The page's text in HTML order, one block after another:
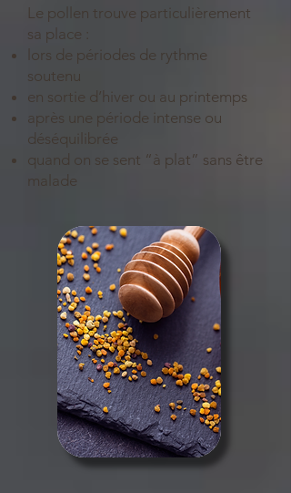
Le pollen trouve particulièrement
sa place :
lors de périodes de rythme
soutenu
en sortie d’hiver ou au printemps
après une période intense ou
déséquilibrée
quand on se sent “à plat” sans être
malade